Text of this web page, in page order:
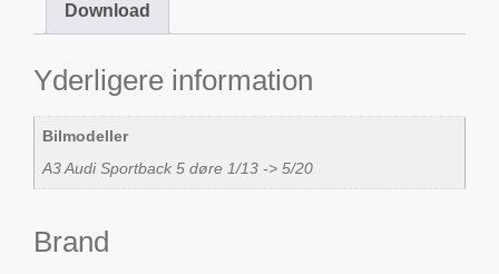
Download
Yderligere information
Bilmodeller
A3 Audi Sportback 5 døre 1/13 -> 5/20
Brand